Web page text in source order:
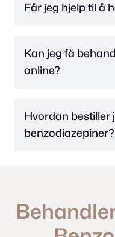
Får jeg hjelp til å
Kan jeg få
online?
Hvordan bestiller
benzodiazepiner?